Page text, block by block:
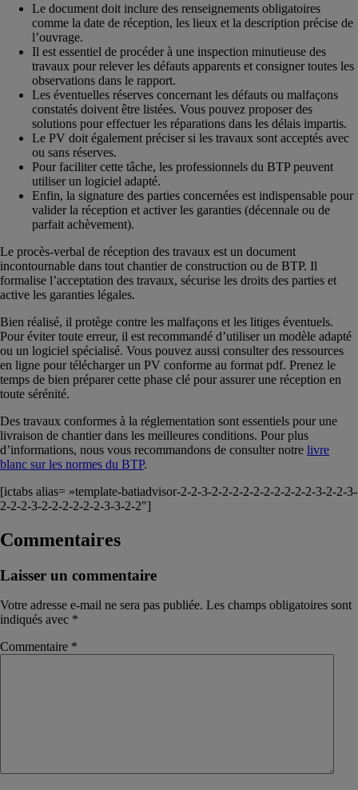
Le document doit inclure des renseignements obligatoires
comme la date de réception, les lieux et la description précise de
l’ouvrage.
Il est essentiel de procéder à une inspection minutieuse des
travaux pour relever les défauts apparents et consigner toutes les
observations dans le rapport.
Les éventuelles réserves concernant les défauts ou malfaçons
constatés doivent être listées. Vous pouvez proposer des
solutions pour effectuer les réparations dans les délais impartis.
Le PV doit également préciser si les travaux sont acceptés avec
ou sans réserves.
Pour faciliter cette tâche, les professionnels du BTP peuvent
utiliser un logiciel adapté.
Enfin, la signature des parties concernées est indispensable pour
valider la réception et activer les garanties (décennale ou de
parfait achèvement).
Le procès-verbal de réception des travaux est un document
incontournable dans tout chantier de construction ou de BTP. Il
formalise l’acceptation des travaux, sécurise les droits des parties et
active les garanties légales.
Bien réalisé, il protège contre les malfaçons et les litiges éventuels.
Pour éviter toute erreur, il est recommandé d’utiliser un modèle adapté
ou un logiciel spécialisé. Vous pouvez aussi consulter des ressources
en ligne pour télécharger un PV conforme au format pdf. Prenez le
temps de bien préparer cette phase clé pour assurer une réception en
toute sérénité.
Des travaux conformes à la réglementation sont essentiels pour une
livraison de chantier dans les meilleures conditions. Pour plus
d’informations, nous vous recommandons de consulter notre livre
blanc sur les normes du BTP.
[ictabs alias= »template-batiadvisor-2-2-3-2-2-2-2-2-2-2-2-2-2-3-2-2-3-
2-2-2-3-2-2-2-2-2-2-3-3-2-2″]
Commentaires
Laisser un commentaire
Votre adresse e-mail ne sera pas publiée. Les champs obligatoires sont
indiqués avec *
Commentaire *